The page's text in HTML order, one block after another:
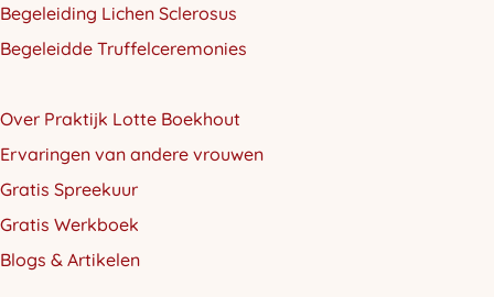
Begeleiding Lichen Sclerosus
Begeleidde Truffelceremonies
Over Praktijk Lotte Boekhout
Ervaringen van andere vrouwen
Gratis Spreekuur
Gratis Werkboek
Blogs & Artikelen